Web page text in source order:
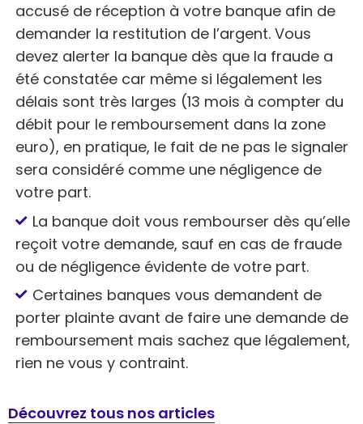
accusé de réception à votre banque afin de
demander la restitution de l’argent. Vous
devez alerter la banque dès que la fraude a
été constatée car même si légalement les
délais sont très larges (13 mois à compter du
débit pour le remboursement dans la zone
euro), en pratique, le fait de ne pas le signaler
sera considéré comme une négligence de
votre part.
La banque doit vous rembourser dès qu’elle
reçoit votre demande, sauf en cas de fraude
ou de négligence évidente de votre part.
Certaines banques vous demandent de
porter plainte avant de faire une demande de
remboursement mais sachez que légalement,
rien ne vous y contraint.
Découvrez tous nos articles